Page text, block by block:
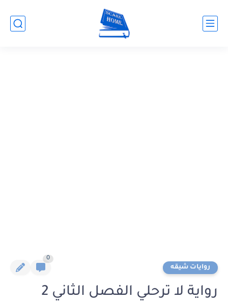
روايات شيقه
0
رواية لا ترحلي الفصل الثاني 2